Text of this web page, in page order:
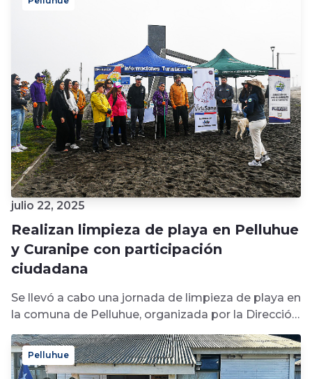
julio 22, 2025
Realizan limpieza de playa en Pelluhue
y Curanipe con participación
ciudadana
Se llevó a cabo una jornada de limpieza de playa en
la comuna de Pelluhue, organizada por la Dirección
de...
Pelluhue